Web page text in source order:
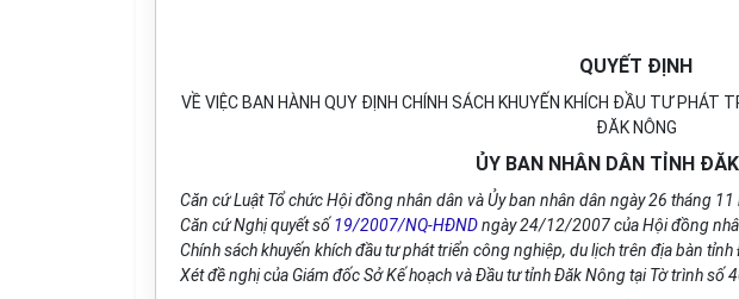
QUYẾT ĐỊNH
VỀ VIỆC BAN HÀNH QUY ĐỊNH CHÍNH SÁCH KHUYẾN KHÍCH ĐẦU TƯ PHÁT
ĐĂK NÔNG
ỦY BAN NHÂN DÂN TỈNH
Căn cứ Luật Tổ chức Hội đồng nhân dân và Ủy ban nhân dân ngày 26 tháng
Căn cứ Nghị quyết số 19/2007/NQ-HĐNDngày 24/12/2007 của Hội đồng
Chính sách khuyến khích đầu tư phát triển công nghiệp, du lịch trên địa bàn
Xét đề nghị của Giám đốc Sở Kế hoạch và Đầu tư tỉnh Đăk Nông tại Tờ trình số